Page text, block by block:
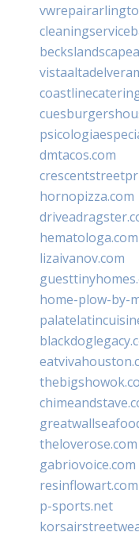
dmtacos.com
hornopizza.com
hematologa.com
lizaivanov.com
home-plow-by-
theloverose.com
gabriovoice.com
resinflowart.com
p-sports.net